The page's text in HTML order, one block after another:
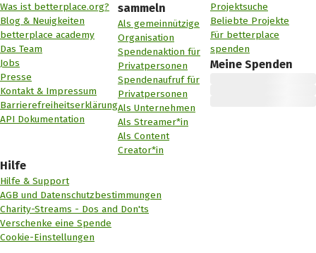
Was ist betterplace.org?
Blog & Neuigkeiten
betterplace academy
Das Team
Jobs
Presse
Kontakt & Impressum
Barrierefreiheitserklärung
API Dokumentation
sammeln
Als gemeinnützige
Organisation
Spendenaktion für
Privatpersonen
Spendenaufruf für
Privatpersonen
Als Unternehmen
Als Streamer*in
Als Content
Creator*in
Projektsuche
Beliebte Projekte
Für betterplace
spenden
Meine Spenden
Hilfe
Hilfe & Support
AGB und Datenschutzbestimmungen
Charity-Streams - Dos and Don'ts
Verschenke eine Spende
Cookie-Einstellungen